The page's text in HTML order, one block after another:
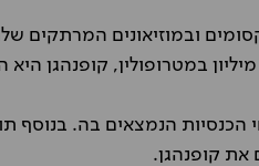
ובמוזיאונים המרתקים
עם אוכלוסייה של כחצי מיליון תושבים בעיר עצמה וכ-1.3 מיליון במטרופולין,
הכנסיות הנמצאים בה. בנוסף
את קופנהגן.